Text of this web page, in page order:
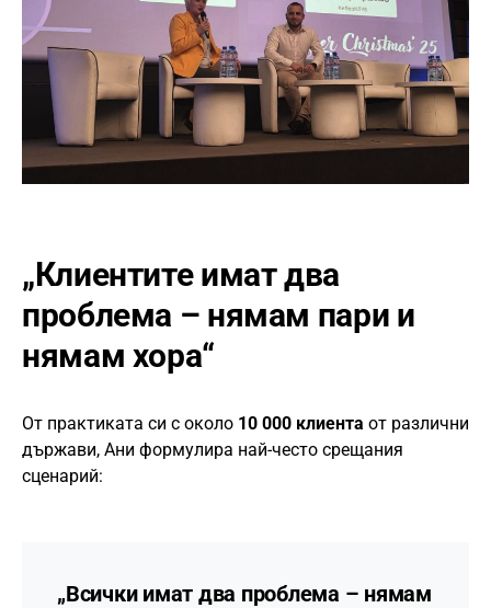
„Клиентите имат два
проблема – нямам пари и
нямам хора“
От практиката си с около 10 000 клиента от различни
държави, Ани формулира най-често срещания
сценарий:
„Всички имат два проблема – нямам